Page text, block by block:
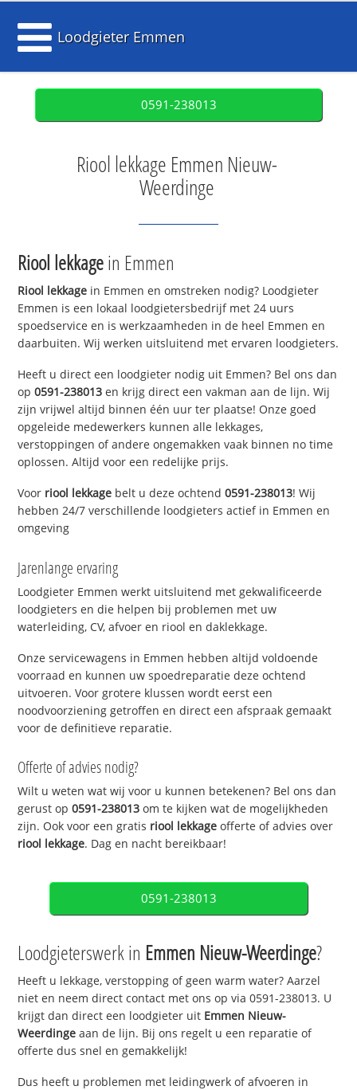
Loodgieter Emmen
0591-238013
Riool lekkage Emmen Nieuw-
Weerdinge
Riool lekkagein Emmen
Riool lekkage in Emmen en omstreken nodig? Loodgieter
Emmen is een lokaal loodgietersbedrijf met 24 uurs
spoedservice en is werkzaamheden in de heel Emmen en
daarbuiten. Wij werken uitsluitend met ervaren loodgieters.
Heeft u direct een loodgieter nodig uit Emmen? Bel ons dan
op0591-238013 en krijg direct een vakman aan de lijn. Wij
zijn vrijwel altijd binnen één uur ter plaatse! Onze goed
opgeleide medewerkers kunnen alle lekkages,
verstoppingen of andere ongemakken vaak binnen no time
oplossen. Altijd voor een redelijke prijs.
Voor riool lekkage belt u deze ochtend0591-238013! Wij
hebben 24/7 verschillende loodgieters actief in Emmen en
omgeving
Jarenlange ervaring
Loodgieter Emmen werkt uitsluitend met gekwalificeerde
loodgieters en die helpen bij problemen met uw
waterleiding, CV, afvoer en riool en daklekkage.
Onze servicewagens in Emmen hebben altijd voldoende
voorraad en kunnen uw spoedreparatie deze ochtend
uitvoeren. Voor grotere klussen wordt eerst een
noodvoorziening getroffen en direct een afspraak gemaakt
voor de definitieve reparatie.
Offerte of advies nodig?
Wilt u weten wat wij voor u kunnen betekenen? Bel ons dan
gerust op0591-238013 om te kijken wat de mogelijkheden
zijn. Ook voor een gratis riool lekkage offerte of advies over
riool lekkage. Dag en nacht bereikbaar!
0591-238013
Loodgieterswerk in Emmen Nieuw-Weerdinge?
Heeft u lekkage, verstopping of geen warm water? Aarzel
niet en neem direct contact met ons op via 0591-238013. U
krijgt dan direct een loodgieter uit Emmen Nieuw-
Weerdinge aan de lijn. Bij ons regelt u een reparatie of
offerte dus snel en gemakkelijk!
Dus heeft u problemen met leidingwerk of afvoeren in